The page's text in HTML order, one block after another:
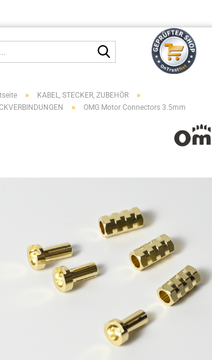
» KABEL, STECKER, ZUBEHÖR »
» OMG Motor Connectors 3.5mm